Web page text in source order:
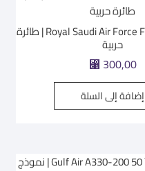
Royal Saudi Air Force F-15 SA – RSAF | طائرة
حربية
⃁ 300,00
إضافة إلى السلة